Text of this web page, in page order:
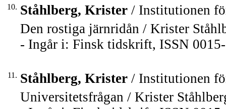
10. Ståhlberg, Krister / Institutionen
Den rostiga järnridån / Krister
- Ingår i: Finsk tidskrift, ISSN
11. Ståhlberg, Krister / Institutionen
Universitetsfrågan / Krister